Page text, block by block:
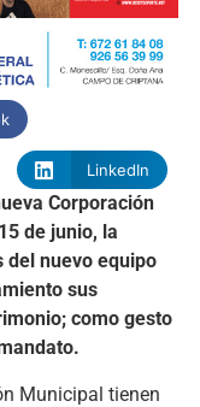
LinkedIn
Corporación
de junio, la
del nuevo equipo
sus
como gesto
Municipal tienen